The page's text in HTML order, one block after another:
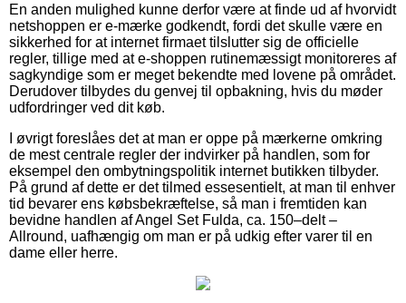
En anden mulighed kunne derfor være at finde ud af hvorvidt
netshoppen er e-mærke godkendt, fordi det skulle være en
sikkerhed for at internet firmaet tilslutter sig de officielle
regler, tillige med at e-shoppen rutinemæssigt monitoreres af
sagkyndige som er meget bekendte med lovene på området.
Derudover tilbydes du genvej til opbakning, hvis du møder
udfordringer ved dit køb.
I øvrigt foreslåes det at man er oppe på mærkerne omkring
de mest centrale regler der indvirker på handlen, som for
eksempel den ombytningspolitik internet butikken tilbyder.
På grund af dette er det tilmed essesentielt, at man til enhver
tid bevarer ens købsbekræftelse, så man i fremtiden kan
bevidne handlen af Angel Set Fulda, ca. 150–delt –
Allround, uafhængig om man er på udkig efter varer til en
dame eller herre.